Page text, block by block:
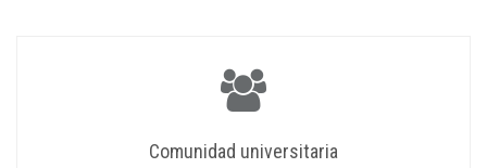
Comunidad universitaria